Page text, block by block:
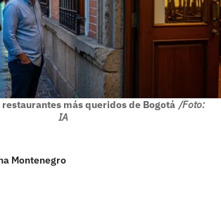
más queridos de Bogotá /Foto:
IA
Montenegro